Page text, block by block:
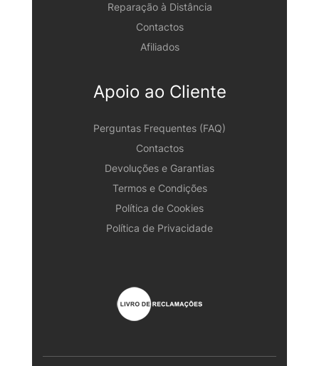
Reparação à Distância
Contactos
Afiliados
Apoio ao Cliente
Perguntas Frequentes (FAQ)
Contactos
Devoluções e Garantias
Termos e Condições
Política de Cookies
Política de Privacidade